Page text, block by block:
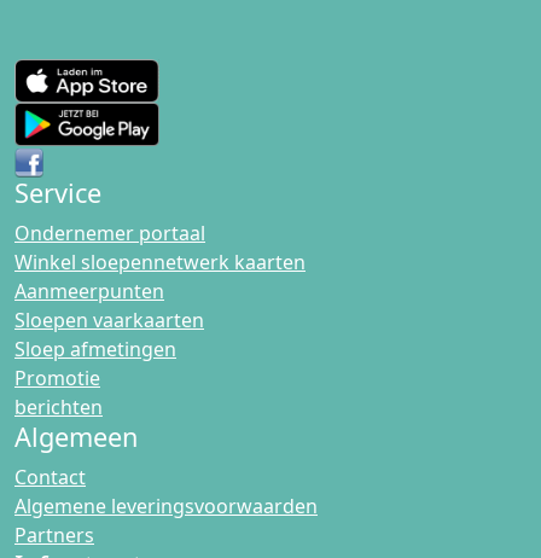
Service
Ondernemer portaal
Winkel sloepennetwerk kaarten
Aanmeerpunten
Sloepen vaarkaarten
Sloep afmetingen
Promotie
berichten
Algemeen
Contact
Algemene leveringsvoorwaarden
Partners